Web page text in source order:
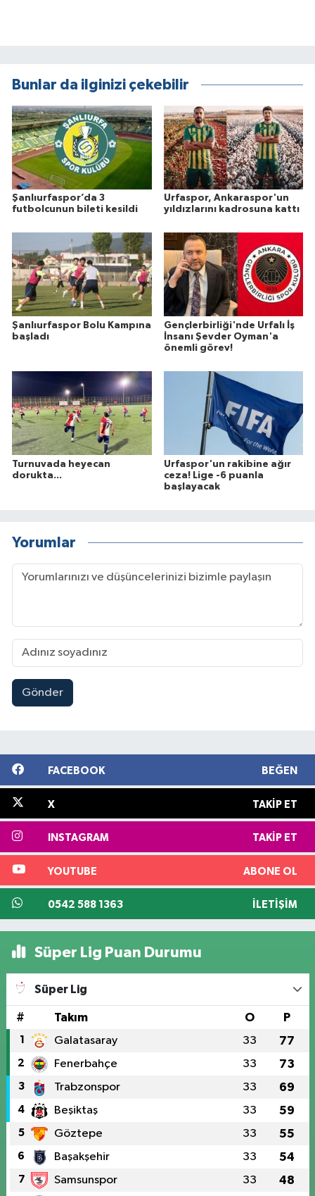
Bunlar da ilginizi çekebilir
Şanlıurfaspor’da 3
futbolcunun bileti kesildi
Urfaspor, Ankaraspor'un
yıldızlarını kadrosuna kattı
Şanlıurfaspor Bolu Kampına
başladı
Gençlerbirliği'nde Urfalı İş
İnsanı Şevder Oyman'a
önemli görev!
Turnuvada heyecan
dorukta...
Urfaspor'un rakibine ağır
ceza! Lige -6 puanla
başlayacak
Yorumlar
Gönder
FACEBOOK BEĞEN
X TAKIP ET
INSTAGRAM TAKIP ET
YOUTUBE ABONE OL
0542 588 1363 İLETIŞIM
Süper Lig Puan Durumu
Süper Lig
# Takım O P
1 Galatasaray 33 77
2 Fenerbahçe 33 73
3 Trabzonspor 33 69
4 Beşiktaş 33 59
5 Göztepe 33 55
6 Başakşehir 33 54
7 Samsunspor 33 48